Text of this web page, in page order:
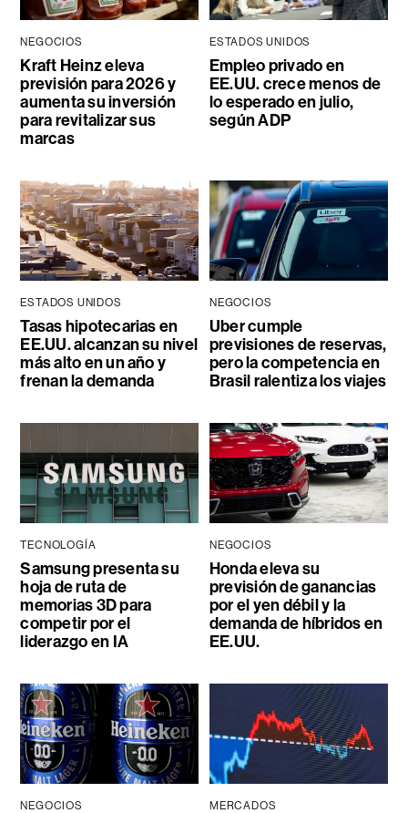
NEGOCIOS
Kraft Heinz eleva
previsión para 2026 y
aumenta su inversión
para revitalizar sus
marcas
ESTADOS UNIDOS
Empleo privado en
EE.UU. crece menos de
lo esperado en julio,
según ADP
ESTADOS UNIDOS
Tasas hipotecarias en
EE.UU. alcanzan su nivel
más alto en un año y
frenan la demanda
NEGOCIOS
Uber cumple
previsiones de reservas,
pero la competencia en
Brasil ralentiza los viajes
TECNOLOGÍA
Samsung presenta su
hoja de ruta de
memorias 3D para
competir por el
liderazgo en IA
NEGOCIOS
Honda eleva su
previsión de ganancias
por el yen débil y la
demanda de híbridos en
EE.UU.
NEGOCIOS MERCADOS